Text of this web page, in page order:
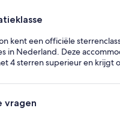
kent een officiële
in Nederland. Deze
4 sterren superieur en krijgt
vragen